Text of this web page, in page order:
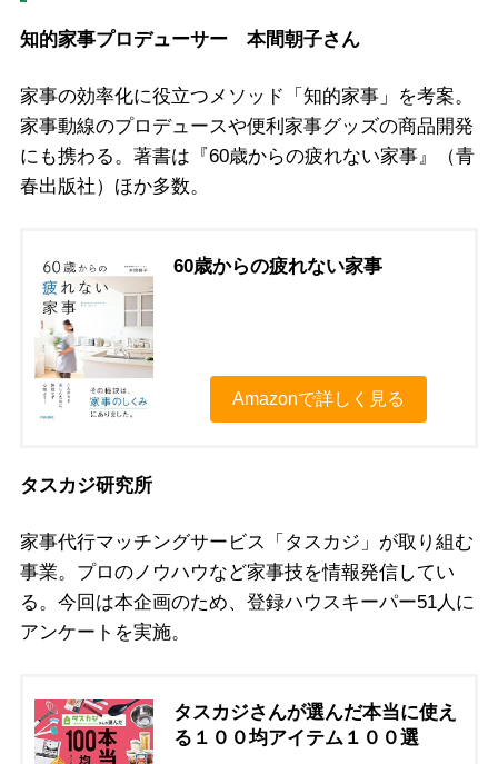
知的家事プロデューサー 本間朝子さん
家事の効率化に役立つメソッド「知的家事」を考案。
家事動線のプロデュースや便利家事グッズの商品開発
にも携わる。著書は『60歳からの疲れない家事』（青
春出版社）ほか多数。
60歳からの疲れない家事
Amazonで詳しく見る
タスカジ研究所
家事代行マッチングサービス「タスカジ」が取り組む
事業。プロのノウハウなど家事技を情報発信してい
る。今回は本企画のため、登録ハウスキーパー51人に
アンケートを実施。
タスカジさんが選んだ本当に使え
る１００均アイテム１００選